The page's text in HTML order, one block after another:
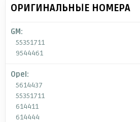
ОРИГИНАЛЬНЫЕ НОМЕРА
GM:
55351711
9544461
Opel:
5614437
55351711
614411
614444